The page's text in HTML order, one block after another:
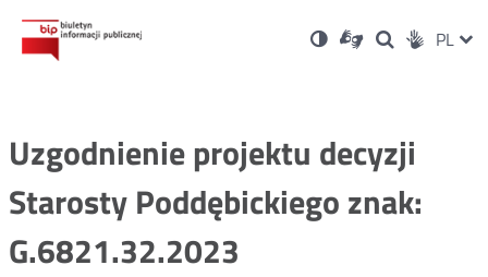
Ustawienia
Wersja
kontrastowa
Dla
niesłyszących
OtwórzOtwórz
w
Otwórz
w
Social PL
Uzgodnienie projektu decyzji
Starosty Poddębickiego znak:
G.6821.32.2023